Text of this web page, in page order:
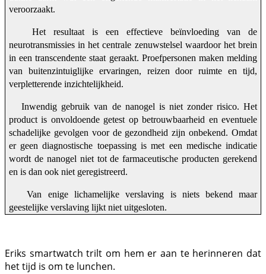
veroorzaakt.
Het resultaat is een effectieve beïnvloeding van de
neurotransmissies in het centrale zenuwstelsel waardoor het brein
in een transcendente staat geraakt. Proefpersonen maken melding
van buitenzintuiglijke ervaringen, reizen door ruimte en tijd,
verpletterende inzichtelijkheid.
Inwendig gebruik van de nanogel is niet zonder risico. Het
product is onvoldoende getest op betrouwbaarheid en eventuele
schadelijke gevolgen voor de gezondheid zijn onbekend. Omdat
er geen diagnostische toepassing is met een medische indicatie
wordt de nanogel niet tot de farmaceutische producten gerekend
en is dan ook niet geregistreerd.
Van enige lichamelijke verslaving is niets bekend maar
geestelijke verslaving lijkt niet uitgesloten.
Eriks smartwatch trilt om hem er aan te herinneren dat
het tijd is om te lunchen.